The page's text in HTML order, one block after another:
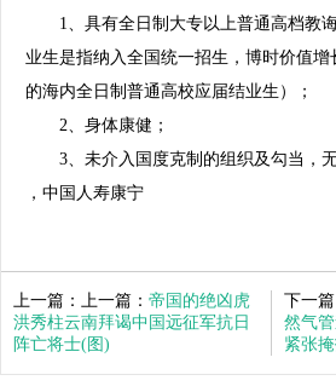
1、具有全日制大专以上普通高档教
业生是指纳入全国统一招生，博时价值增
的海内全日制普通高校应届结业生）；
2、身体康健；
3、未介入国度克制的组织及勾当，无
，中国人寿康宁
上一篇：上一篇： 帝国的绝凶虎
洪秀柱云南拜谒中国远征军抗日
阵亡将士(图)
下一篇
然气
紧张